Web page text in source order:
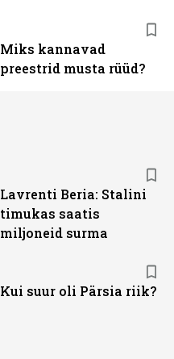
Miks kannavad
preestrid musta rüüd?
Lavrenti Beria: Stalini
timukas saatis
miljoneid surma
Kui suur oli Pärsia riik?